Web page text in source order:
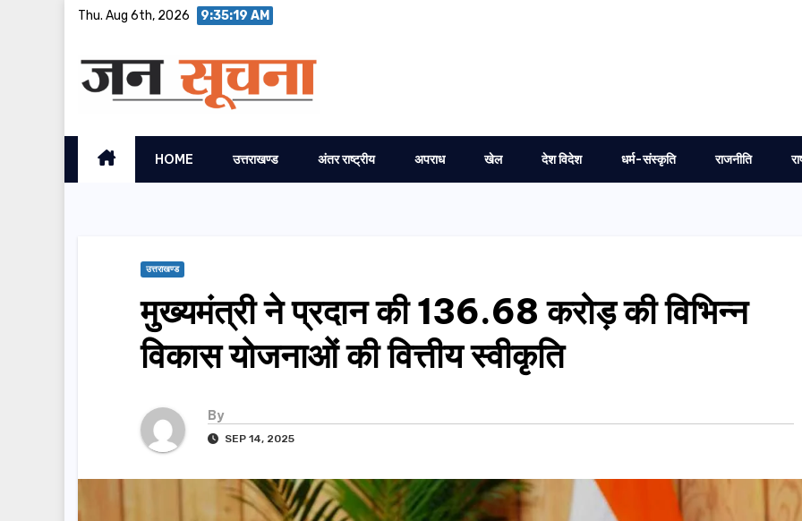
Thu. Aug 6th, 2026 9:35:21 AM
HOME उत्तराखण्ड अंतर राष्ट्रीय अपराध खेल देश विदेश धर्म-संस्कृति राजनीति
उत्तराखण्ड
मुख्यमंत्री ने प्रदान की 136.68 करोड़ की विभिन्न
विकास योजनाओं की वित्तीय स्वीकृति
By
SEP 14, 2025